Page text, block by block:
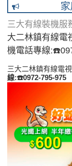
家
三大有線裝機服
大二林鎮有線電
機電話專線
三大二林鎮有線電
線:☎️0972-795-975